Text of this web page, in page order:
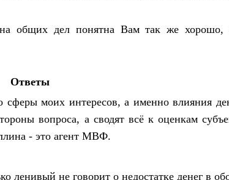
общих дел понятна Вам так же
Ответы
моих интересов, а именно влияния
вопроса, а сводят всё к оценкам
- это агент МВФ.
не говорит о недостатке денег в